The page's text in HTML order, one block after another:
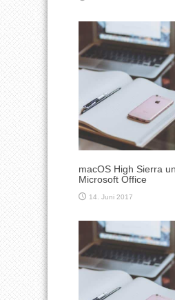
macOS High Sierra
Microsoft Office
14. Juni 2017